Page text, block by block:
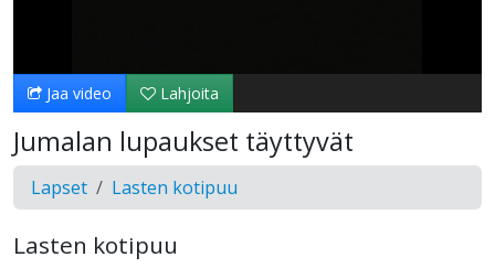
Jaa video Lahjoita
Jumalan lupaukset täyttyvät
Lapset Lasten kotipuu
Lasten kotipuu